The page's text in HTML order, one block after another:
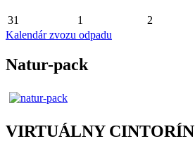
31 1 2
Kalendár zvozu odpadu
Natur-pack
VIRTUÁLNY CINTORÍN